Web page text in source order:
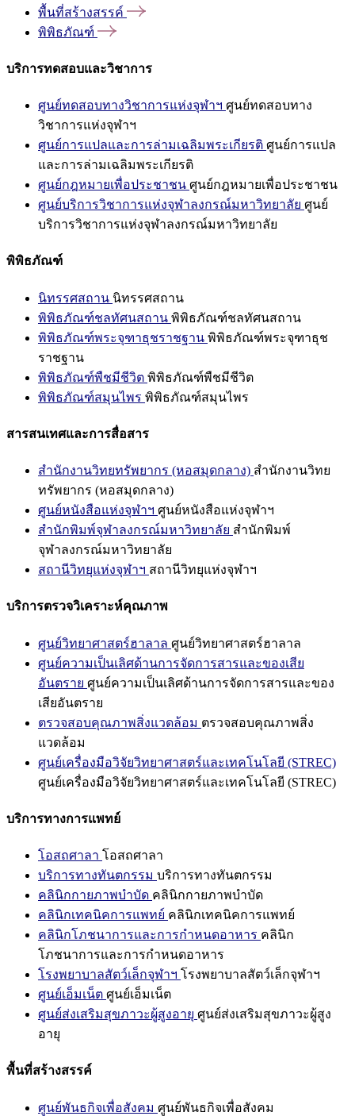
พื้นที่สร้างสรรค์
พิพิธภัณฑ์
บริการทดสอบและวิชาการ
ศูนย์ทดสอบทางวิชาการแห่งจุฬาฯ ศูนย์ทดสอบทาง
วิชาการแห่งจุฬาฯ
ศูนย์การแปลและการล่ามเฉลิมพระเกียรติ ศูนย์การแปล
และการล่ามเฉลิมพระเกียรติ
ศูนย์กฎหมายเพื่อประชาชน ศูนย์กฎหมายเพื่อประชาชน
ศูนย์บริการวิชาการแห่งจุฬาลงกรณ์มหาวิทยาลัย ศูนย์
บริการวิชาการแห่งจุฬาลงกรณ์มหาวิทยาลัย
พิพิธภัณฑ์
นิทรรศสถาน นิทรรศสถาน
พิพิธภัณฑ์ชลทัศนสถาน พิพิธภัณฑ์ชลทัศนสถาน
พิพิธภัณฑ์พระจุฑาธุชราชฐาน พิพิธภัณฑ์พระจุฑาธุช
ราชฐาน
พิพิธภัณฑ์พืชมีชีวิต พิพิธภัณฑ์พืชมีชีวิต
พิพิธภัณฑ์สมุนไพร พิพิธภัณฑ์สมุนไพร
สารสนเทศและการสื่อสาร
สำนักงานวิทยทรัพยากร (หอสมุดกลาง) สำนักงานวิทย
ทรัพยากร (หอสมุดกลาง)
ศูนย์หนังสือแห่งจุฬาฯ ศูนย์หนังสือแห่งจุฬาฯ
สำนักพิมพ์จุฬาลงกรณ์มหาวิทยาลัย สำนักพิมพ์
จุฬาลงกรณ์มหาวิทยาลัย
สถานีวิทยุแห่งจุฬาฯ สถานีวิทยุแห่งจุฬาฯ
บริการตรวจวิเคราะห์คุณภาพ
ศูนย์วิทยาศาสตร์ฮาลาล ศูนย์วิทยาศาสตร์ฮาลาล
ศูนย์ความเป็นเลิศด้านการจัดการสารและของเสีย
อันตราย ศูนย์ความเป็นเลิศด้านการจัดการสารและของ
เสียอันตราย
ตรวจสอบคุณภาพสิ่งแวดล้อม ตรวจสอบคุณภาพสิ่ง
แวดล้อม
ศูนย์เครื่องมือวิจัยวิทยาศาสตร์และเทคโนโลยี (STREC)
ศูนย์เครื่องมือวิจัยวิทยาศาสตร์และเทคโนโลยี (STREC)
บริการทางการแพทย์
โอสถศาลา โอสถศาลา
บริการทางทันตกรรม บริการทางทันตกรรม
คลินิกกายภาพบำบัด คลินิกกายภาพบำบัด
คลินิกเทคนิคการแพทย์ คลินิกเทคนิคการแพทย์
คลินิกโภชนาการและการกำหนดอาหาร คลินิก
โภชนาการและการกำหนดอาหาร
โรงพยาบาลสัตว์เล็กจุฬาฯ โรงพยาบาลสัตว์เล็กจุฬาฯ
ศูนย์เอ็มเน็ต ศูนย์เอ็มเน็ต
ศูนย์ส่งเสริมสุขภาวะผู้สูงอายุ ศูนย์ส่งเสริมสุขภาวะผู้สูง
อายุ
พื้นที่สร้างสรรค์
ศูนย์พันธกิจเพื่อสังคม ศูนย์พันธกิจเพื่อสังคม